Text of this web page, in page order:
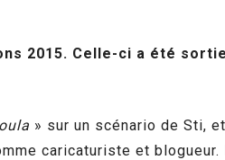
2015. Celle-ci a été
» sur un scénario de Sti,
caricaturiste et blogueur.